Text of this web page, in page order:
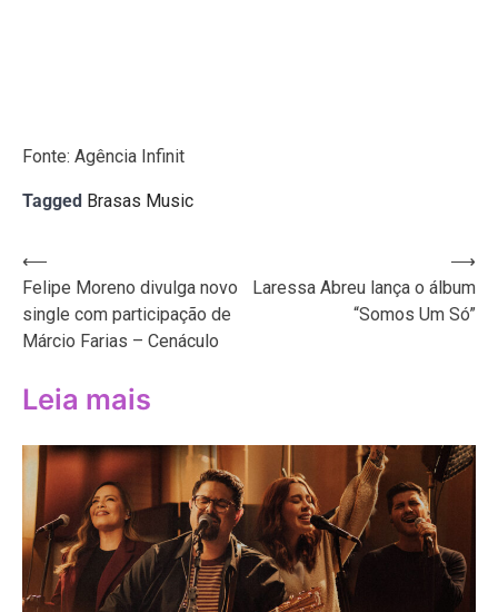
Fonte: Agência Infinit
Tagged Brasas Music
Navegação
de
Post
⟵
Felipe Moreno divulga novo
single com participação de
Márcio Farias – Cenáculo
Laressa Abreu lança o álbum
“Somos Um Só”
⟶
Leia mais